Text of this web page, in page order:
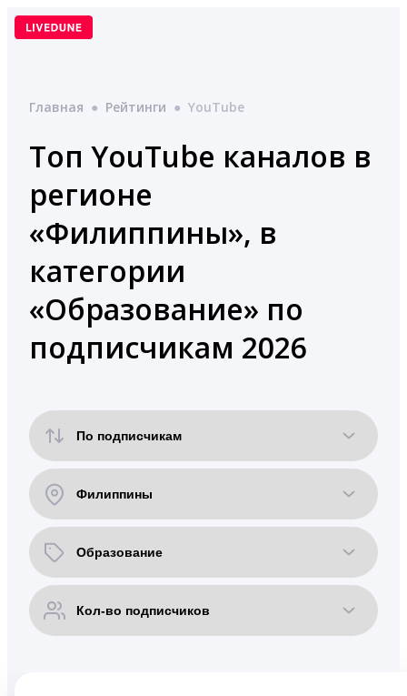
Перейти
Главная ● Рейтинги ● YouTube
Топ YouTube каналов в
регионе
«Филиппины», в
категории
«Образование» по
подписчикам 2026